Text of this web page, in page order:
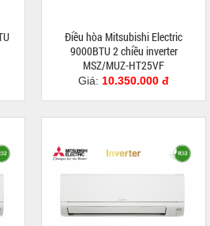
Điều hòa Mitsubishi Electric
9000BTU 2 chiều inverter
MSZ/MUZ-HT25VF
Giá: 10.350.000 đ